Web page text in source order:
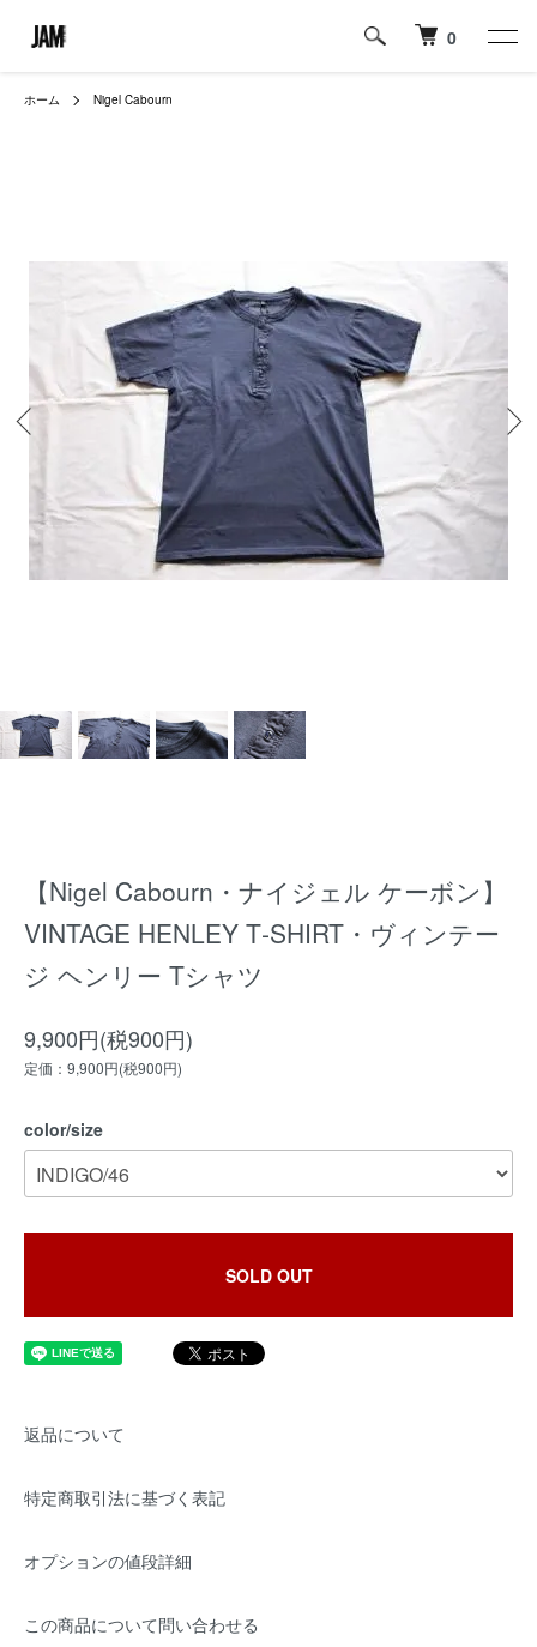
0
ホーム Nigel Cabourn
【Nigel Cabourn・ナイジェル ケーボン】
VINTAGE HENLEY T‐SHIRT・ヴィンテー
ジ ヘンリー Tシャツ
9,900円(税900円)
定価：9,900円(税900円)
color/size
SOLD OUT
返品について
特定商取引法に基づく表記
オプションの値段詳細
この商品について問い合わせる